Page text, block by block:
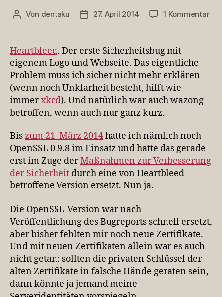
Beitragsautor
Von dentaku Veröffentlichungsdatum
27. April 2014 1 Kommentarzu
Heartbleed. Der erste Sicherheitsbug mit
eigenem Logo und Webseite. Das eigentliche
Problem muss ich sicher nicht mehr erklären
(wenn noch Unklarheit besteht, hilft wie
immerxkcd). Und natürlich war auch wazong
betroffen, wenn auch nur ganz kurz.
Biszum 21. März 2014hatte ich nämlich noch
OpenSSL 0.9.8 im Einsatz und hatte das gerade
erst im Zuge derMaßnahmen zur Verbesserung
der Sicherheit durch eine von Heartbleed
betroffene Version ersetzt. Nun ja.
Die OpenSSL-Version war nach
Veröffentlichung des Bugreports schnell ersetzt,
aber bisher fehlten mir noch neue Zertifikate.
Und mit neuen Zertifikaten allein war es auch
nicht getan: sollten die privaten Schlüssel der
alten Zertifikate in falsche Hände geraten sein,
dann könnte ja jemand meine